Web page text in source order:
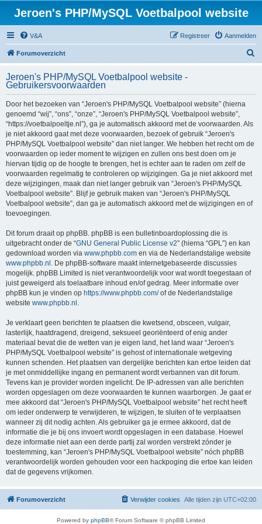
Jeroen's PHP/MySQL Voetbalpool website
V&A Aanmelden
Registreer
Forumoverzicht
k
Jeroen's PHP/MySQL Voetbalpool website -
Gebruikersvoorwaarden
Door het bezoeken van “Jeroen's PHP/MySQL Voetbalpool website” (hierna
genoemd “wij”, “ons”, “onze”, “Jeroen's PHP/MySQL Voetbalpool website”,
“https://voetbalpoeltje.nl”), ga je automatisch akkoord met de voorwaarden. Als
je niet akkoord gaat met deze voorwaarden, bezoek of gebruik “Jeroen's
PHP/MySQL Voetbalpool website” dan niet langer. We hebben het recht om de
voorwaarden op ieder moment te wijzigen en zullen ons best doen om je
hiervan tijdig op de hoogte te brengen, het is echter aan te raden om zelf de
voorwaarden regelmatig te controleren op wijzigingen. Ga je niet akkoord met
deze wijzigingen, maak dan niet langer gebruik van “Jeroen's PHP/MySQL
Voetbalpool website”. Blijf je gebruik maken van “Jeroen's PHP/MySQL
Voetbalpool website”, dan ga je automatisch akkoord met de wijzigingen en of
toevoegingen.
Dit forum draait op phpBB. phpBB is een bulletinboardoplossing die is
uitgebracht onder de “GNU General Public License v2” (hierna “GPL”) en kan
gedownload worden via www.phpbb.com en via de Nederlandstalige website
www.phpbb.nl . De phpBB-software maakt internetgebaseerde discussies
mogelijk. phpBB Limited is niet verantwoordelijk voor wat wordt toegestaan of
juist geweigerd als toelaatbare inhoud en/of gedrag. Meer informatie over
phpBB kun je vinden op https://www.phpbb.com/of de Nederlandstalige
website www.phpbb.nl .
Je verklaart geen berichten te plaatsen die kwetsend, obsceen, vulgair,
lasterlijk, haatdragend, dreigend, seksueel georiënteerd of enig ander
materiaal bevat die de wetten van je eigen land, het land waar “Jeroen's
PHP/MySQL Voetbalpool website” is gehost of internationale wetgeving
kunnen schenden. Het plaatsen van dergelijke berichten kan ertoe leiden dat
je met onmiddellijke ingang en permanent wordt verbannen van dit forum.
Tevens kan je provider worden ingelicht. De IP-adressen van alle berichten
worden opgeslagen om deze voorwaarden te kunnen waarborgen. Je gaat er
mee akkoord dat “Jeroen's PHP/MySQL Voetbalpool website” het recht heeft
om ieder onderwerp te verwijderen, te wijzigen, te sluiten of te verplaatsen
wanneer zij dit nodig achten. Als gebruiker ga je ermee akkoord, dat de
informatie die je bij ons invoert wordt opgeslagen in een database. Hoewel
deze informatie niet aan een derde partij zal worden verstrekt zónder je
toestemming, kan “Jeroen's PHP/MySQL Voetbalpool website” nóch phpBB
verantwoordelijk worden gehouden voor een hackpoging die ertoe kan leiden
dat de gegevens vrijkomen.
Forumoverzicht Alle tijden zijn UTC+02:00
Verwijder cookies
Powered by phpBB® Forum Software © phpBB Limited